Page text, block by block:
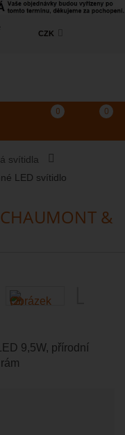
CZK
Košík 0
(prázdný)
0
Porovnání produktů
svítidla
LED svítidlo
&
9,5W, přírodní